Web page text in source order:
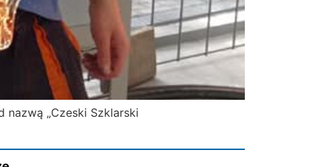
nazwą „Czeski Szklarski